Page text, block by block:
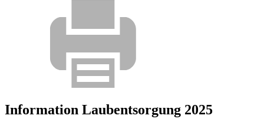
Information Laubentsorgung 2025